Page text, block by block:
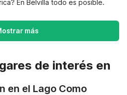
En Belvilla todo es posible.
más
de interés en
en el Lago Como